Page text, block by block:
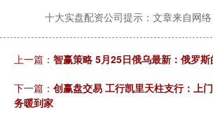
十大实盘配资公司提示：文章来自网络
上一篇： 智赢策略 5月25日俄乌最新：俄罗
下一篇： 创赢盘交易 工行凯里天柱支行：上
务暖到家